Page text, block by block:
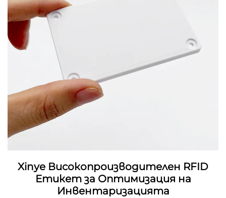
Xinye Високопроизводителен RFID
Етикет за Оптимизация на
Инвентаризацията